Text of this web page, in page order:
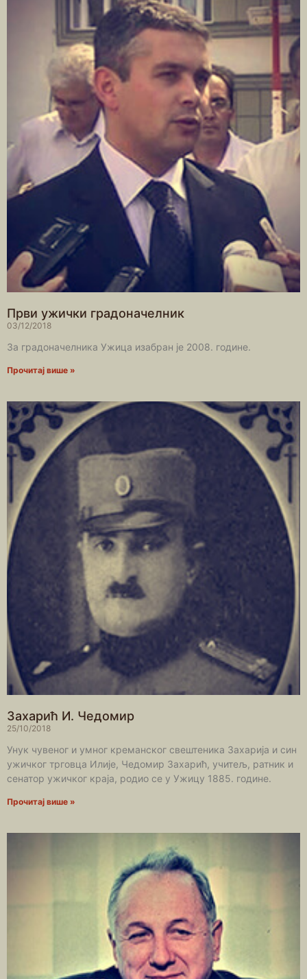
Први ужички градоначелник
03/12/2018
За градоначелника Ужица изабран је 2008. године.
Прочитај више »
Захарић И. Чедомир
25/10/2018
Унук чувеног и умног креманског свештеника Захарија и син
ужичког трговца Илије, Чедомир Захарић, учитељ, ратник и
сенатор ужичког краја, родио се у Ужицу 1885. године.
Прочитај више »